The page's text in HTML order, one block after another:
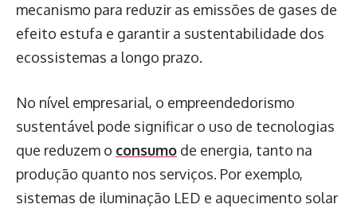
mecanismo para reduzir as emissões de gases de
efeito estufa e garantir a sustentabilidade dos
ecossistemas a longo prazo.
No nível empresarial, o empreendedorismo
sustentável pode significar o uso de tecnologias
que reduzem o consumo de energia, tanto na
produção quanto nos serviços. Por exemplo,
sistemas de iluminação LED e aquecimento solar